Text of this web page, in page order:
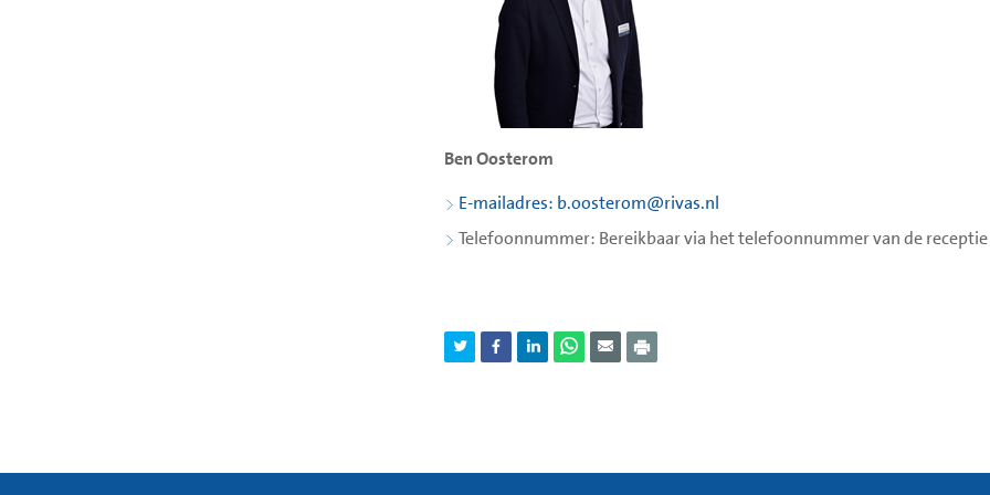
Ben Oosterom
E-mailadres: b.oosterom@rivas.nl
Telefoonnummer: Bereikbaar via het telefoonnummer van de